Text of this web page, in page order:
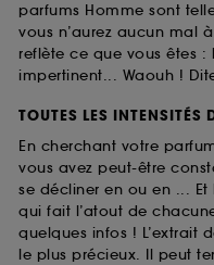
parfums Homme sont
vous n’aurez aucun mal
reflète ce que vous êtes
impertinent... Waouh !
TOUTES LES INTENSITÉS
En cherchant votre
vous avez peut-être
se décliner en ou en ...
qui fait l’atout de
quelques infos ! L’extrait
le plus précieux. Il peut